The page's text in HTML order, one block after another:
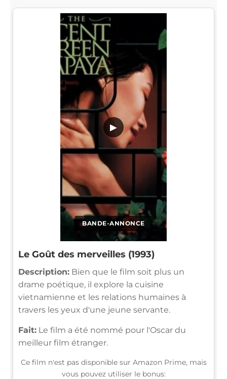
BANDE-ANNONCE
▶
Le Goût des merveilles (1993)
Description: Bien que le film soit plus un
drame poétique, il explore la cuisine
vietnamienne et les relations humaines à
travers les yeux d'une jeune servante.
Fait: Le film a été nommé pour l'Oscar du
meilleur film étranger.
Ce film n'est pas disponible sur Amazon Prime, mais
vous pouvez utiliser le bonus: